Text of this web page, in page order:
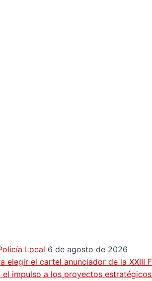
Local 6 de agosto de 2026
el cartel anunciador de la XXIII
impulso a los proyectos